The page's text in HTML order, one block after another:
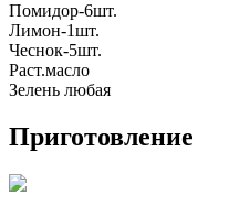
Помидор-6шт.
Лимон-1шт.
Чеснок-5шт.
Раст.масло
Зелень любая
Приготовление